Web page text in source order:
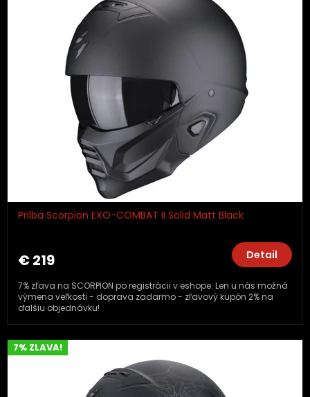
Prilba Scorpion EXO-COMBAT II Solid Matt Black
€ 219 Detail
7% zľava na SCORPION po registrácii v eshope. Len u nás možná
výmena veľkosti - doprava zadarmo - zľavový kupón 2% na
ďalšiu objednávku!
7% ZLAVA!